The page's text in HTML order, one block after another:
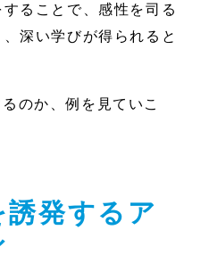
ることで、感性を司る
深い学びが得られると
のか、例を見ていこ
誘発するア